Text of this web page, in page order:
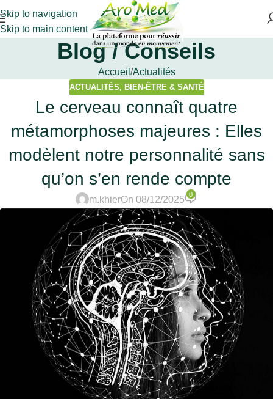
Skip to navigation
Skip to main content
Blog / Conseils
Accueil Actualités
ACTUALITÉS, BIEN-ÊTRE & SANTÉ
Le cerveau connaît quatre
métamorphoses majeures : Elles
modèlent notre personnalité sans
qu’on s’en rende compte
m.khierOn 08/12/2025
0